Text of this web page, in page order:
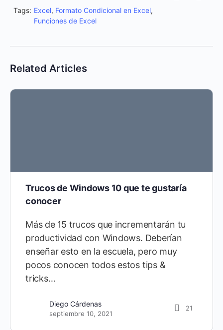
Tags: Excel, Formato Condicional en Excel,
Funciones de Excel
Related Articles
Trucos de Windows 10 que te gustaría
conocer
Más de 15 trucos que incrementarán tu
productividad con Windows. Deberían
enseñar esto en la escuela, pero muy
pocos conocen todos estos tips &
tricks…
Diego Cárdenas
septiembre 10, 2021
21